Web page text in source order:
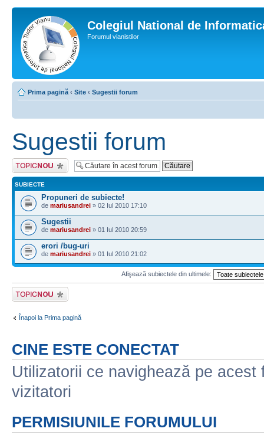
Colegiul National de
Forumul vianistilor
Prima pagină ‹ Site ‹ Sugestii forum
Sugestii forum
Scrie un subiect
nou
SUBIECTE
Propuneri de subiecte!
de mariusandrei » 02 Iul 2010 17:10
Sugestii
de mariusandrei » 01 Iul 2010 20:59
erori /bug-uri
de mariusandrei » 01 Iul 2010 21:02
Afişează subiectele din ultimele:
Scrie un subiect
nou
Înapoi la Prima pagină
CINE ESTE CONECTAT
Utilizatorii ce navighează pe
vizitatori
PERMISIUNILE FORUMULUI